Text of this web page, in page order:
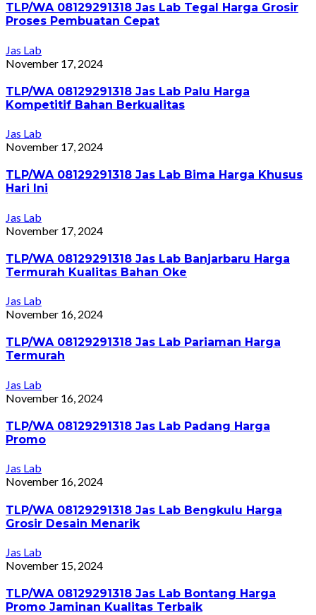
TLP/WA 08129291318 Jas Lab Tegal Harga Grosir
Proses Pembuatan Cepat
Jas Lab
November 17, 2024
TLP/WA 08129291318 Jas Lab Palu Harga
Kompetitif Bahan Berkualitas
Jas Lab
November 17, 2024
TLP/WA 08129291318 Jas Lab Bima Harga Khusus
Hari Ini
Jas Lab
November 17, 2024
TLP/WA 08129291318 Jas Lab Banjarbaru Harga
Termurah Kualitas Bahan Oke
Jas Lab
November 16, 2024
TLP/WA 08129291318 Jas Lab Pariaman Harga
Termurah
Jas Lab
November 16, 2024
TLP/WA 08129291318 Jas Lab Padang Harga
Promo
Jas Lab
November 16, 2024
TLP/WA 08129291318 Jas Lab Bengkulu Harga
Grosir Desain Menarik
Jas Lab
November 15, 2024
TLP/WA 08129291318 Jas Lab Bontang Harga
Promo Jaminan Kualitas Terbaik